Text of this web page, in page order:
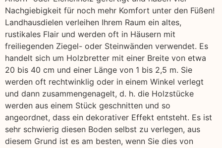
Nachgiebigkeit für noch mehr Komfort unter den Füßen!
Landhausdielen verleihen Ihrem Raum ein altes,
rustikales Flair und werden oft in Häusern mit
freiliegenden Ziegel- oder Steinwänden verwendet. Es
handelt sich um Holzbretter mit einer Breite von etwa
20 bis 40 cm und einer Länge von 1 bis 2,5 m. Sie
werden oft rechtwinklig oder in einem Winkel verlegt
und dann zusammengenagelt, d. h. die Holzstücke
werden aus einem Stück geschnitten und so
angeordnet, dass ein dekorativer Effekt entsteht. Es ist
sehr schwierig diesen Boden selbst zu verlegen, aus
diesem Grund ist es am besten, wenn Sie dies von